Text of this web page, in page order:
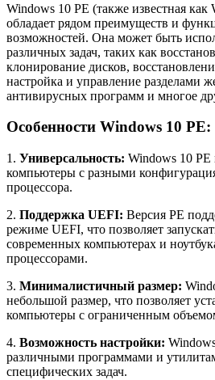
Windows 10 PE (также известная
обладает рядом преимуществ и
возможностей. Она может быть
различных задач, таких как
клонирование дисков,
настройка и управление разделами
антивирусных программ и многое
Особенности Windows 10 PE:
1. Универсальность: Windows 10 PE
компьютеры с разными
процессора.
2. Поддержка UEFI: Версия PE
режиме UEFI, что позволяет
современных компьютерах и
процессорами.
3. Минималистичный размер:
небольшой размер, что позволяет
компьютеры с ограниченным
4. Возможность настройки:
различными программами и
специфических задач.